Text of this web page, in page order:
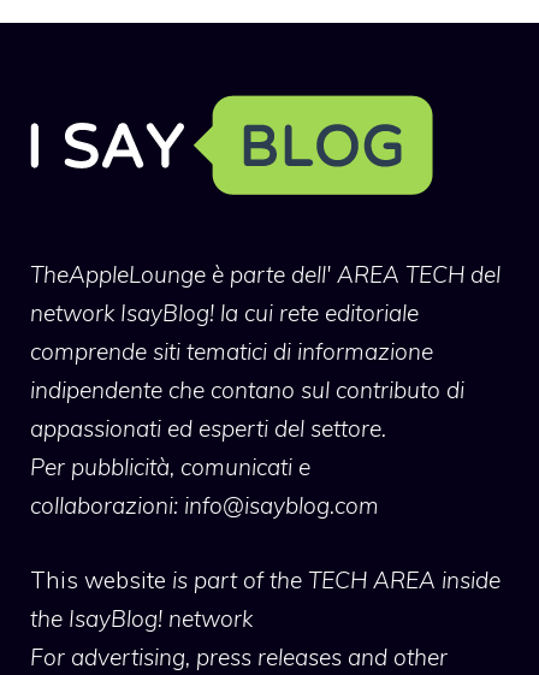
TheAppleLounge è parte dell' AREA TECH del
network IsayBlog! la cui rete editoriale
comprende siti tematici di informazione
indipendente che contano sul contributo di
appassionati ed esperti del settore.
Per pubblicità, comunicati e
collaborazioni: info@isayblog.com
This website is part of the TECH AREA inside
the IsayBlog! network
For advertising, press releases and other